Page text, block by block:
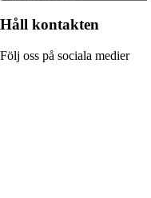
Håll kontakten
Följ oss på sociala medier